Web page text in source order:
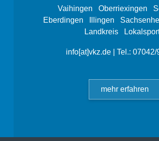
Vaihingen Oberriexingen
Eberdingen
Illingen
Landkreis
info[at]vkz.de| Tel.: 07042/
mehr erfahren